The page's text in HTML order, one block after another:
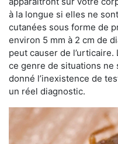
à la longue si elles ne
cutanées sous forme de
environ 5 mm à 2 cm de
peut causer de
ce genre de situations ne
donné l’inexistence de
un réel diagnostic.